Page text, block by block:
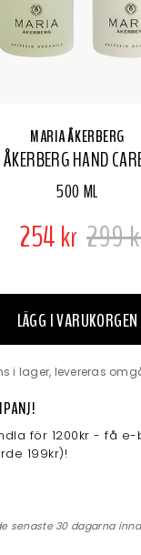
MARIA ÅKERBERG
HAND
500 ML
254 kr 299
LÄGG I VARUKORGEN
i lager, levereras
för 1200kr - få
199kr)!
senaste 30 dagarna